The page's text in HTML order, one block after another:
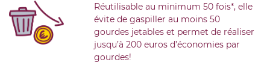
Réutilisable au minimum 50 fois*, elle
évite de gaspiller au moins 50
gourdes jetables et permet de réaliser
jusqu’à 200 euros d’économies par
gourdes!